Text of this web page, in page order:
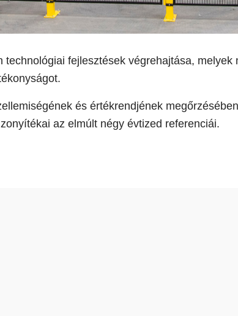
fejlesztések végrehajtása,
és értékrendjének
az elmúlt négy évtized referenciái.